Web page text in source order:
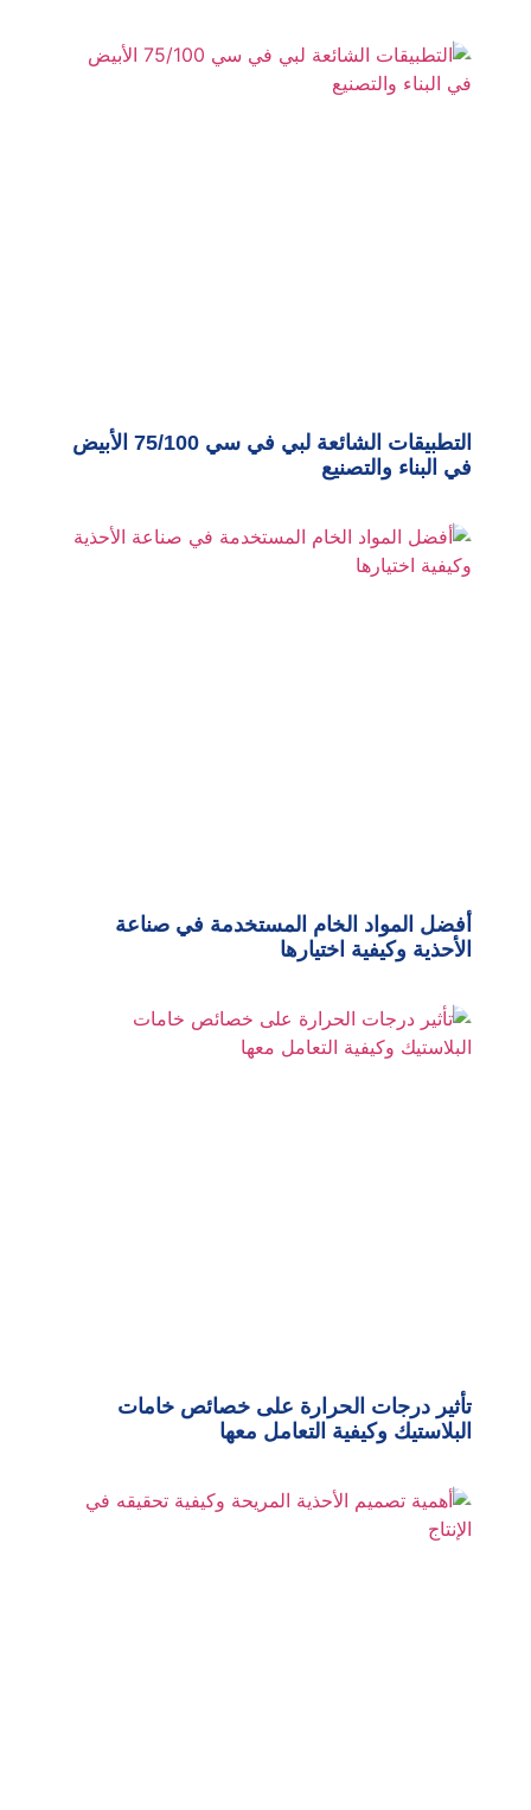
التطبيقات الشائعة لبي في سي 75/100 الأبيض
في البناء والتصنيع
أفضل المواد الخام المستخدمة في صناعة
الأحذية وكيفية اختيارها
تأثير درجات الحرارة على خصائص خامات
البلاستيك وكيفية التعامل معها